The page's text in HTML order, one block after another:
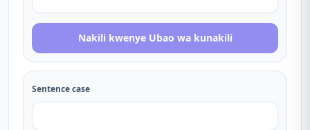
Nakili kwenye Ubao wa kunakili
Sentence case